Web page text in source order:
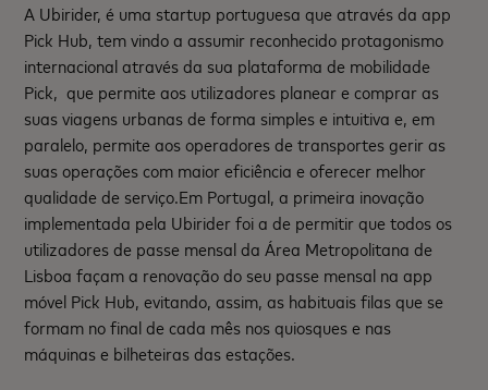
A Ubirider, é uma startup portuguesa que através da app
Pick Hub, tem vindo a assumir reconhecido protagonismo
internacional através da sua plataforma de mobilidade
Pick, que permite aos utilizadores planear e comprar as
suas viagens urbanas de forma simples e intuitiva e, em
paralelo, permite aos operadores de transportes gerir as
suas operações com maior eficiência e oferecer melhor
qualidade de serviço.Em Portugal, a primeira inovação
implementada pela Ubirider foi a de permitir que todos os
utilizadores de passe mensal da Área Metropolitana de
Lisboa façam a renovação do seu passe mensal na app
móvel Pick Hub, evitando, assim, as habituais filas que se
formam no final de cada mês nos quiosques e nas
máquinas e bilheteiras das estações.